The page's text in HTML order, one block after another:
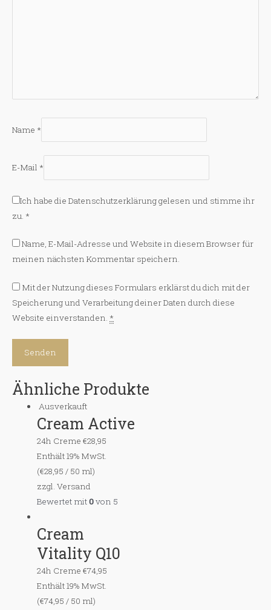
Name *
E-Mail *
Ich habe die Datenschutzerklärunggelesen und stimme ihr
zu. *
Name, E-Mail-Adresse und Website in diesem Browser für
meinen nächsten Kommentar speichern.
Mit der Nutzung dieses Formulars erklärst du dich mit der
Speicherung und Verarbeitung deiner Daten durch diese
Website einverstanden. *
Ähnliche Produkte
Ausverkauft
Cream Active
24h Creme€28,95
Enthält 19% MwSt.
(€28,95 / 50 ml)
zzgl.Versand
Bewertet mit0von 5
Cream
Vitality Q10
24h Creme€74,95
Enthält 19% MwSt.
(€74,95 / 50 ml)